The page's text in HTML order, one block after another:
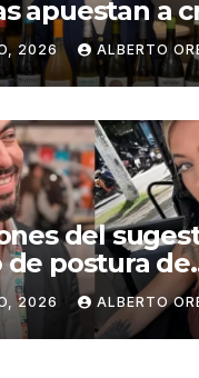
apuestan a
el vino
en una
2026 ALBERTO
del
de postura de
Arizaga y los
de ser un
2026 ALBERTO